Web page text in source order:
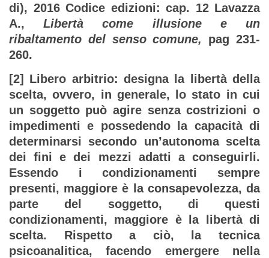
di), 2016 Codice edizioni: cap. 12 Lavazza
A.,Libertà come illusione e un
ribaltamento del senso comune,
pag 231-
260.
[2] Libero arbitrio: designa la libertà della
scelta, ovvero, in generale, lo stato in cui
un soggetto può agire senza costrizioni o
impedimenti e possedendo la capacità di
determinarsi secondo un’autonoma scelta
dei fini e dei mezzi adatti a conseguirli.
Essendo i condizionamenti sempre
presenti, maggiore è la consapevolezza, da
parte del soggetto, di questi
condizionamenti, maggiore è la libertà di
scelta. Rispetto a ciò, la tecnica
psicoanalitica, facendo emergere nella